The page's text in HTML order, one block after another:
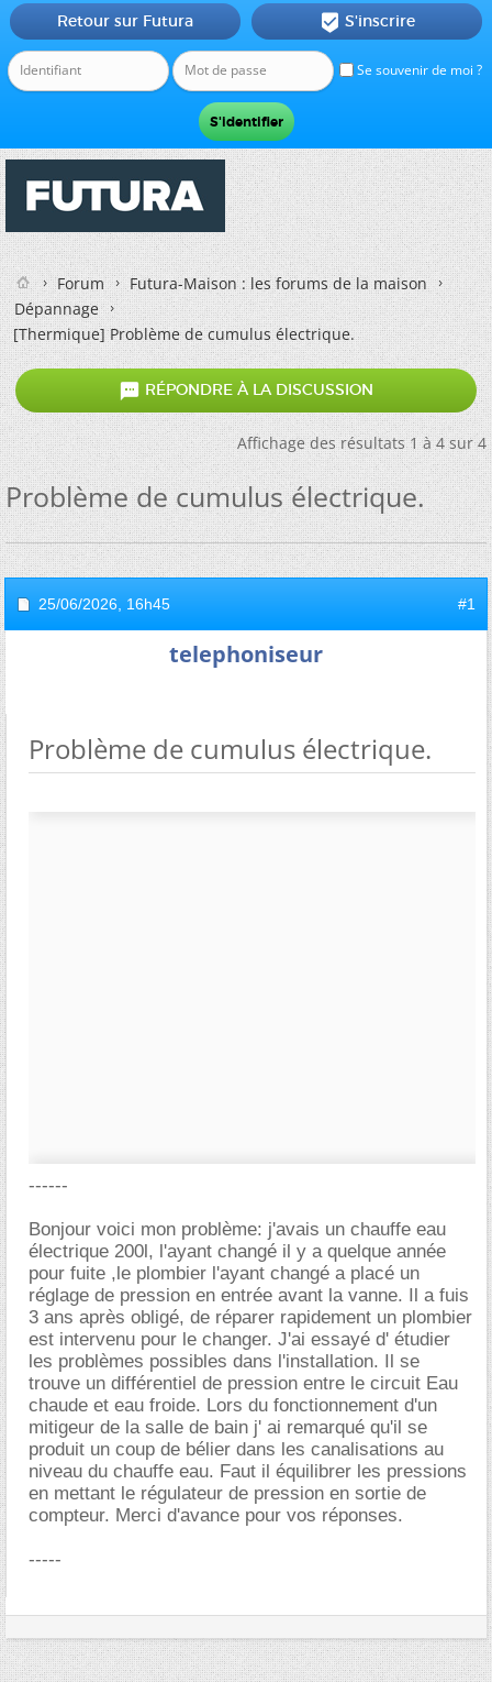
Se souvenir de moi ?
Retour sur Futura  S'inscrire
Forum
Futura-Maison : les forums de la maison
Dépannage
[Thermique]Problème de cumulus électrique.
 RÉPONDRE À LA DISCUSSION
Affichage des résultats 1 à 4 sur 4
Problème de cumulus électrique.
25/06/2026, 16h45 #1
telephoniseur
Problème de cumulus électrique.
------
Bonjour voici mon problème: j'avais un chauffe eau
électrique 200l, l'ayant changé il y a quelque année
pour fuite ,le plombier l'ayant changé a placé un
réglage de pression en entrée avant la vanne. Il a fuis
3 ans après obligé, de réparer rapidement un plombier
est intervenu pour le changer. J'ai essayé d' étudier
les problèmes possibles dans l'installation. Il se
trouve un différentiel de pression entre le circuit Eau
chaude et eau froide. Lors du fonctionnement d'un
mitigeur de la salle de bain j' ai remarqué qu'il se
produit un coup de bélier dans les canalisations au
niveau du chauffe eau. Faut il équilibrer les pressions
en mettant le régulateur de pression en sortie de
compteur. Merci d'avance pour vos réponses.
-----